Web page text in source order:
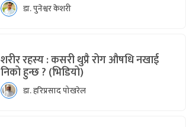
डा. पुनेश्वर केशरी
शरीर रहस्य : कसरी थुप्रै रोग औषधि नखाई
निको हुन्छ ? (भिडियो)
डा. हरिप्रसाद पोखरेल